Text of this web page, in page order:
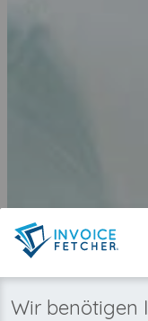
Warum
Wir benötigen